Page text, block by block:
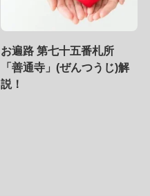
お遍路 第七十五番札所
「善通寺」(ぜんつうじ)解
説！